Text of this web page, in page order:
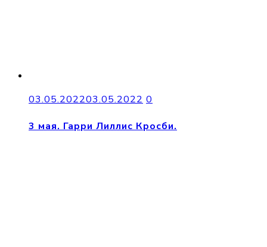
03.05.202203.05.2022 0
3 мая. Гарри Лиллис Кросби.